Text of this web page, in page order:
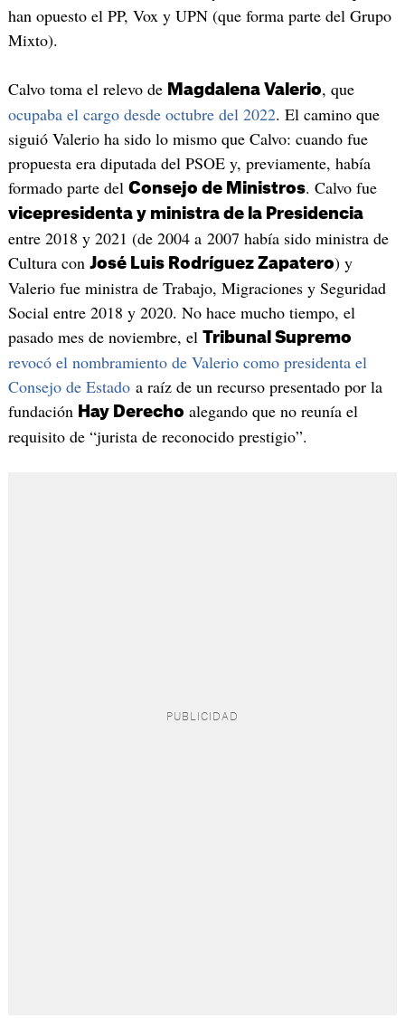
han opuesto el PP, Vox y UPN (que forma parte del Grupo
Mixto).
Calvo toma el relevo de Magdalena Valerio, que
ocupaba el cargo desde octubre del 2022. El camino que
siguió Valerio ha sido lo mismo que Calvo: cuando fue
propuesta era diputada del PSOE y, previamente, había
formado parte del Consejo de Ministros. Calvo fue
vicepresidenta y ministra de la Presidencia
entre 2018 y 2021 (de 2004 a 2007 había sido ministra de
Cultura con José Luis Rodríguez Zapatero) y
Valerio fue ministra de Trabajo, Migraciones y Seguridad
Social entre 2018 y 2020. No hace mucho tiempo, el
pasado mes de noviembre, el Tribunal Supremo
revocó el nombramiento de Valerio como presidenta el
Consejo de Estadoa raíz de un recurso presentado por la
fundación Hay Derecho alegando que no reunía el
requisito de “jurista de reconocido prestigio”.